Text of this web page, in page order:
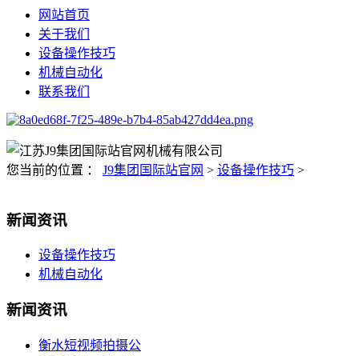
网站首页
关于我们
设备操作技巧
机械自动化
联系我们
您当前的位置 ： J9集团国际站官网 > 设备操作技巧 >
新闻资讯
设备操作技巧
机械自动化
新闻资讯
衡水短视频拍摄公